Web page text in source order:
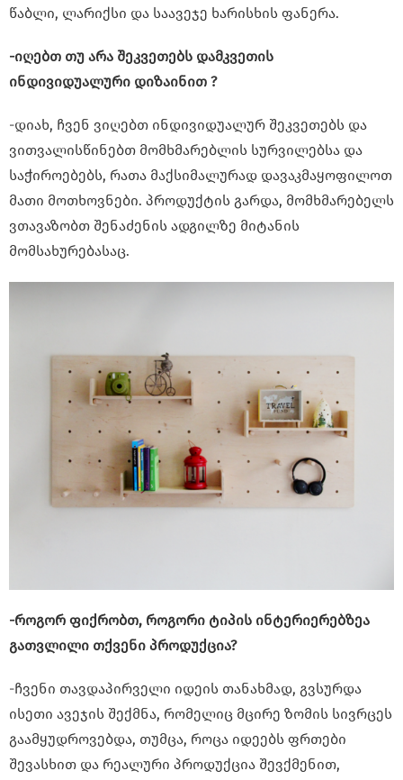
წაბლი, ლარიქსი და საავეჯე ხარისხის ფანერა.
-იღებთ თუ არა შეკვეთებს დამკვეთის
ინდივიდუალური დიზაინით ?
-დიახ, ჩვენ ვიღებთ ინდივიდუალურ შეკვეთებს და
ვითვალისწინებთ მომხმარებლის სურვილებსა და
საჭიროებებს, რათა მაქსიმალურად დავაკმაყოფილოთ
მათი მოთხოვნები. პროდუქტის გარდა, მომხმარებელს
ვთავაზობთ შენაძენის ადგილზე მიტანის
მომსახურებასაც.
-როგორ ფიქრობთ, როგორი ტიპის ინტერიერებზეა
გათვლილი თქვენი პროდუქცია?
-ჩვენი თავდაპირველი იდეის თანახმად, გვსურდა
ისეთი ავეჯის შექმნა, რომელიც მცირე ზომის სივრცეს
გაამყუდროვებდა, თუმცა, როცა იდეებს ფრთები
შევასხით და რეალური პროდუქცია შევქმენით,